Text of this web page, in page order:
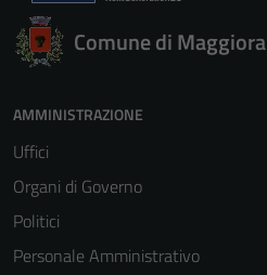
Comune di Maggiora
AMMINISTRAZIONE
Uffici
Organi di Governo
Politici
Personale Amministrativo